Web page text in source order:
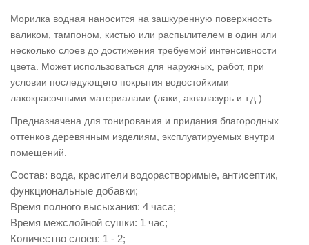
Морилка водная наносится на зашкуренную поверхность
валиком, тампоном, кистью или распылителем в один или
несколько слоев до достижения требуемой интенсивности
цвета. Может использоваться для наружных, работ, при
условии последующего покрытия водостойкими
лакокрасочными материалами (лаки, аквалазурь и т.д.).
Предназначена для тонирования и придания благородных
оттенков деревянным изделиям, эксплуатируемых внутри
помещений.
Состав: вода, красители водорастворимые, антисептик,
функциональные добавки;
Время полного высыхания: 4 часа;
Время межслойной сушки: 1 час;
Количество слоев: 1 - 2;